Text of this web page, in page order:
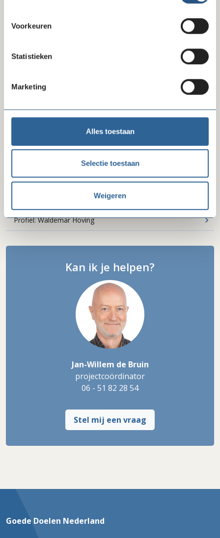
Voorkeuren
Statistieken
Marketing
Alles toestaan
Selectie toestaan
Weigeren
Wil je mij inschakelen? Neem dan contact op met
debruin@goededoelennederland.nl
020 422 99 77.
Onze HR-adviseurs
Profiel: Audrey Lo-A-Foe
Profiel: Cathelijne Westerveld
Profiel: Judith van Dalen
Profiel: Marijke Poort
Profiel: Waldemar Hoving
Kan ik je helpen?
Jan-Willem de Bruin
projectcoördinator
06 - 51 82 28 54
Stel mij een vraag
Goede Doelen Nederland